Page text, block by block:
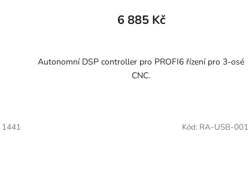
6 885 Kč
Autonomní DSP controller pro PROFI6 řízení pro 3-osé
CNC.
1441 Kód: RA-USB-001